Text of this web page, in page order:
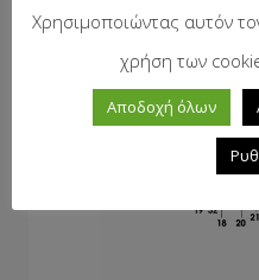
Χρησιμοποιώντας αυτόν
χρήση των
Αποδοχή όλων